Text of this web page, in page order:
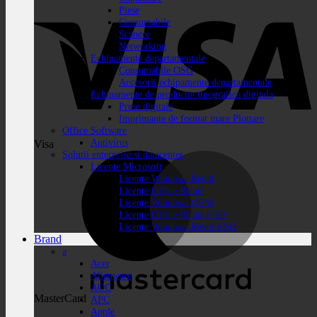
Visa
MasterCard
Piese
Consumabile
Scanere
Networking
Echipamente departamentale
Consumabile OSG
Accesorii echipamente departamentale
Echipamente de productie tipografica digitala
Prese digitale
Imprimante de format mare Plottare
Office Software
Antivirus
Solutii enterprise si datacenter
Licente Microsoft
Licente Windows Retail
Licente Office Retail
Licente Windows OEM
Licente Office Retail ESD
Licente Windows Retail ESD
Brand
a
Acer
Alienware
AOC
APC
Apple